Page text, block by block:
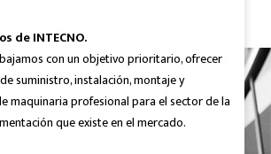
de INTECNO.
con un objetivo prioritario, ofrecer
suministro, instalación, montaje y
maquinaria profesional para el sector de la
que existe en el mercado.